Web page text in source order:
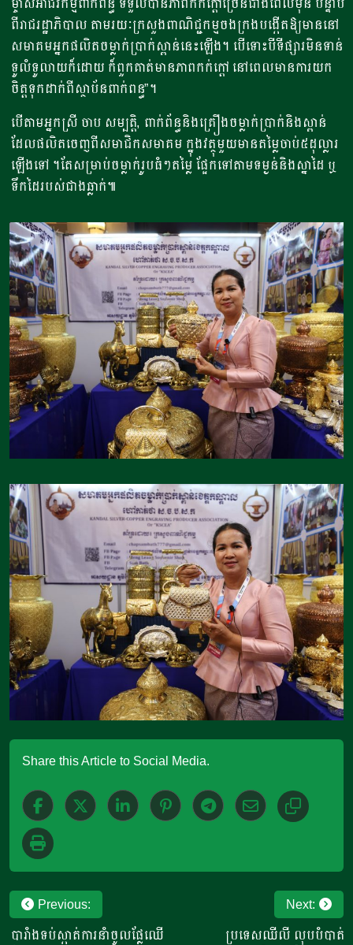
ម្ចាស់អាជីវកម្ម​ពាក់ព័ន្ធ ​ទទួលបានភាពកក់ក្តៅច្រើនជាងពេលមុន​​ បន្ទាប់
ពីរាជរដ្ឋាភិបាល​ តាមរយៈក្រសួងពាណិជ្ជកម្ម​ចងក្រងបង្កើតឱ្យមាននៅ
សមាគមអ្នកផលិតចម្លាក់ប្រាក់ស្ពាន់​នេះឡើង។​ បើទោះបីទីផ្សារមិនទាន់
ទូលំទូលាយ​ក៏ដោយ​ ក៏ពួកគាត់មានភាពកក់ក្តៅ​ នៅពេល​មានការយក
ចិត្តទុកដាក់ពីស្ថាប័នពាក់ពន្ធ​”។​
​បើតាមអ្នកស្រី ចាប សម្បត្តិ​,​ ពាក់ព័ន្ធនិង​គ្រឿងចម្លាក់ប្រាក់និងស្ពាន់​
ដែលផលិតចេញ​ពីសមាជិកសមាគម​ ក្នុងវត្ថុ​មួយ​មានតម្លៃចាប់៥ដុល្លារ
ឡើងទៅ ។តែសម្រាប់ចម្លាក់រូប​ធំៗតម្លៃ ផ្អែកទៅតាមទម្ងន់និង​​ស្នាដៃ ឬ
ទឹកដៃ​របស់​ជាងឆ្លាក់​៕
Share this Article to Social Media.
Post
navigation
Previous:
បារាំងទប់ស្កាត់ការនាំចូលផ្លែឈើ
Next:
ប្រទេសឈីលី លុបបំបាត់